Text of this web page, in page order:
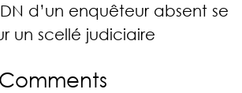
d’un enquêteur absent se
un scellé judiciaire